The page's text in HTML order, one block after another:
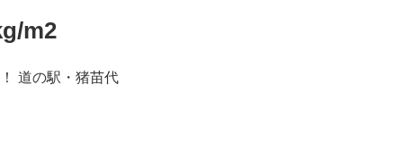
m2
道の駅・猪苗代